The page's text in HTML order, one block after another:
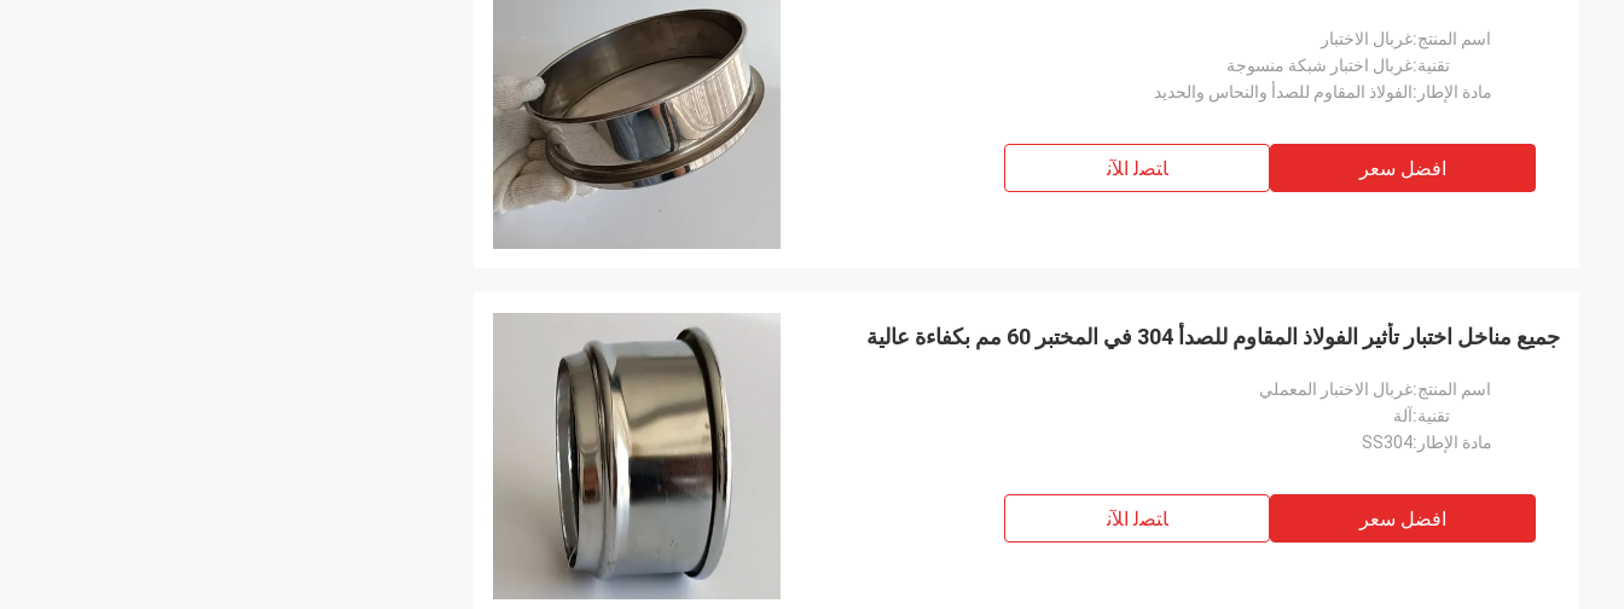
اسم المنتج:غربال الاختبار
تقنية:غربال اختبار شبكة منسوجة
مادة الإطار:الفولاذ المقاوم للصدأ والنحاس والحديد
افضل سعر ﺎﺘﺼﻟ ﺍﻶﻧ
جميع مناخل اختبار تأثير الفولاذ المقاوم للصدأ 304 في المختبر 60 مم بكفاءة عالية
اسم المنتج:غربال الاختبار المعملي
تقنية:آلة
مادة الإطار:SS304
افضل سعر ﺎﺘﺼﻟ ﺍﻶﻧ